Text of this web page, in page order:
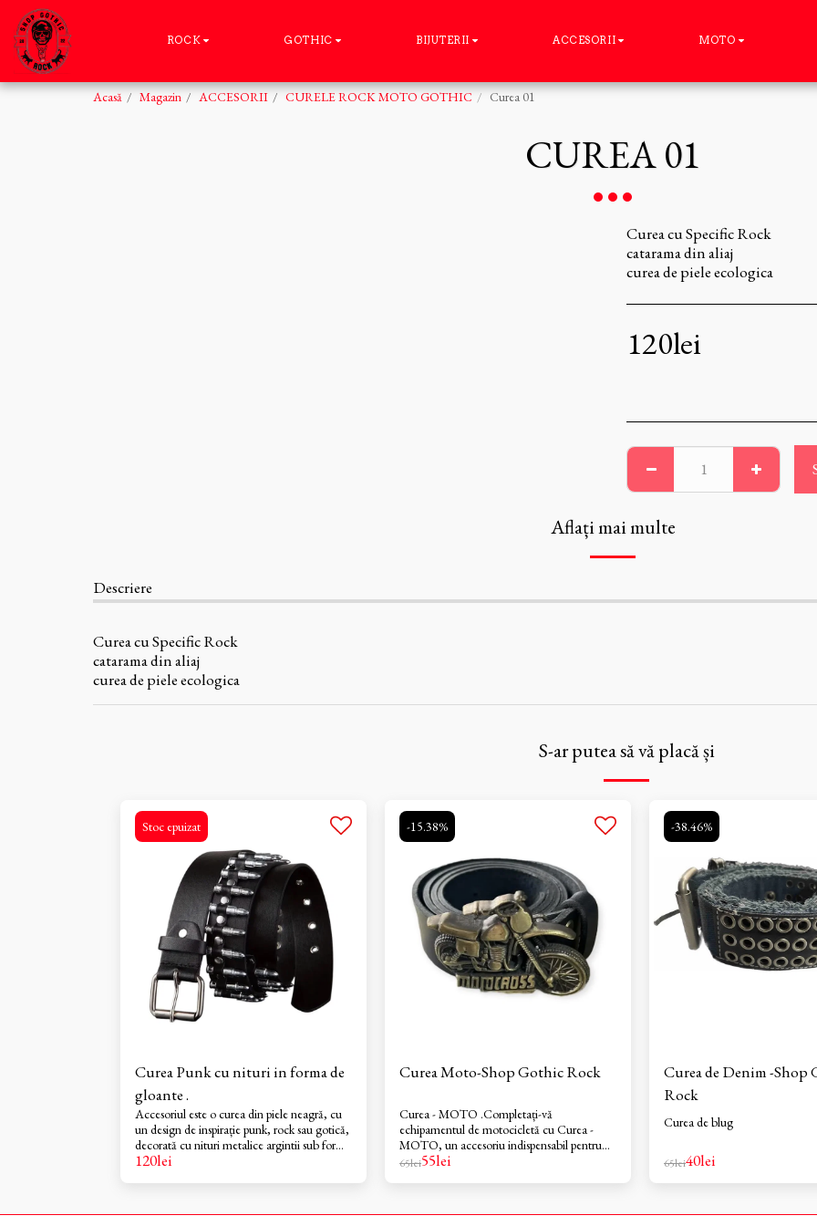
ROCK GOTHIC BIJUTERII ACCESORII MOTO
Acasă Magazin ACCESORII CURELE ROCK MOTO GOTHIC Curea 01
CUREA 01
Curea cu Specific Rock
catarama din aliaj
curea de piele ecologica
120lei
Aflați mai multe
Descriere
Curea cu Specific Rock
catarama din aliaj
curea de piele ecologica
S-ar putea să vă placă și
Stoc epuizat
Curea Punk cu nituri in forma de
gloante .
Accesoriul este o curea din piele neagră, cu
un design de inspirație punk, rock sau gotică,
decorată cu nituri metalice argintii sub formă
de gloanțe Lungimea 119cm doar la
120lei
-15.38%
Curea Moto-Shop Gothic Rock
Curea - MOTO .Completați-vă
echipamentul de motocicletă cu Curea -
MOTO, un accesoriu indispensabil pentru
orice rider. Cu un design ergonomic și o
65lei55lei
-38.46%
Curea de Denim -Shop
Rock
Curea de blug
65lei40lei